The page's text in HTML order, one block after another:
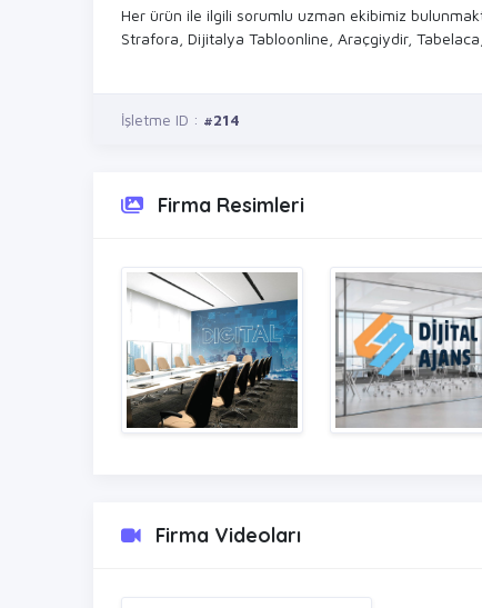
Her ürün ile ilgili sorumlu uzman ekibimiz
Strafora, Dijitalya Tabloonline, Araçgiydir,
İşletme ID : #214
Firma Resimleri
Firma Videoları